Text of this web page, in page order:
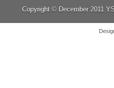
Copyright © December 2011